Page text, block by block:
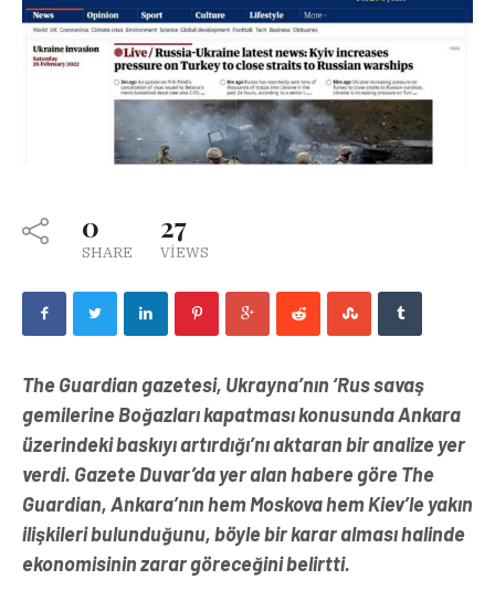
0
SHARE
27
VIEWS
The Guardian gazetesi, Ukrayna’nın ‘Rus savaş
gemilerine Boğazları kapatması konusunda Ankara
üzerindeki baskıyı artırdığı’nı aktaran bir analize yer
verdi. Gazete Duvar’da yer alan habere göre The
Guardian, Ankara’nın hem Moskova hem Kiev’le yakın
ilişkileri bulunduğunu, böyle bir karar alması halinde
ekonomisinin zarar göreceğini belirtti.